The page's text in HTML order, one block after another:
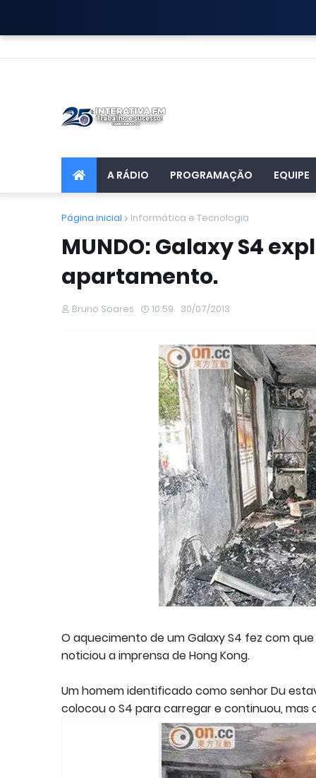
A RÁDIO PROGRAMAÇÃO EQUIPE
Página inicial Informática e Tecnologia
MUNDO: Galaxy S4
apartamento.
Bruno Soares 10:59 30/07/2013
O aquecimento de um Galaxy S4 fez com
noticiou a imprensa de Hong Kong.
Um homem identificado como senhor Du
colocou o S4 para carregar e continuou, mas